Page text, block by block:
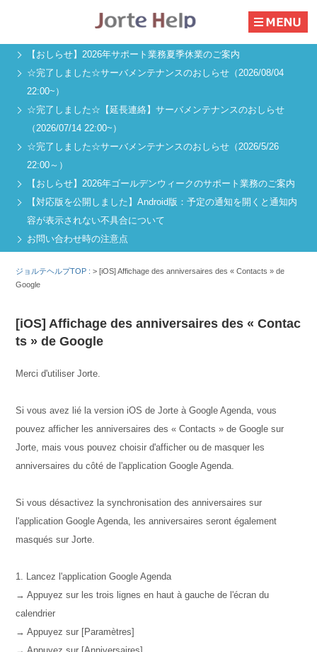
【おしらせ】2026年サポート業務夏季休業のご案内
☆完了しました☆サーバメンテナンスのおしらせ（2026/08/04
22:00~）
☆完了しました☆【延長連絡】サーバメンテナンスのおしらせ
（2026/07/14 22:00~）
☆完了しました☆サーバメンテナンスのおしらせ（2026/5/26
22:00～）
【おしらせ】2026年ゴールデンウィークのサポート業務のご案内
【対応版を公開しました】Android版：予定の通知を開くと通知内
容が表示されない不具合について
お問い合わせ時の注意点
ジョルテヘルプTOP :>[iOS] Affichage des anniversaires des « Contacts » de
Google
[iOS] Affichage des anniversaires des « Contac
ts » de Google
Merci d'utiliser Jorte.
Si vous avez lié la version iOS de Jorte à Google Agenda, vous
pouvez afficher les anniversaires des « Contacts » de Google sur
Jorte, mais vous pouvez choisir d'afficher ou de masquer les
anniversaires du côté de l'application Google Agenda.
Si vous désactivez la synchronisation des anniversaires sur
l'application Google Agenda, les anniversaires seront également
masqués sur Jorte.
1. Lancez l'application Google Agenda
→ Appuyez sur les trois lignes en haut à gauche de l'écran du
calendrier
→ Appuyez sur [Paramètres]